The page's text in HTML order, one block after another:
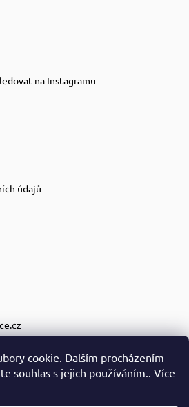
cookie. Dalším procházením
souhlas s jejich používáním.. Více
na Instagramu
údajů
nabytekvkostce.cz/